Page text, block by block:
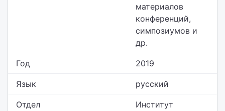
материалов
конференций,
симпозиумов и
др.
Год 2019
Язык русский
Отдел
Институт